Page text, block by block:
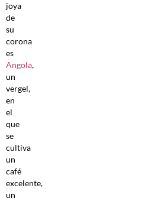
joya
de
su
corona
es
Angola,
un
vergel,
en
el
que
se
cultiva
un
café
excelente,
un